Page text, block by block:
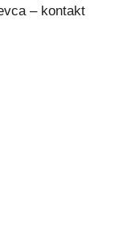
– kontakt